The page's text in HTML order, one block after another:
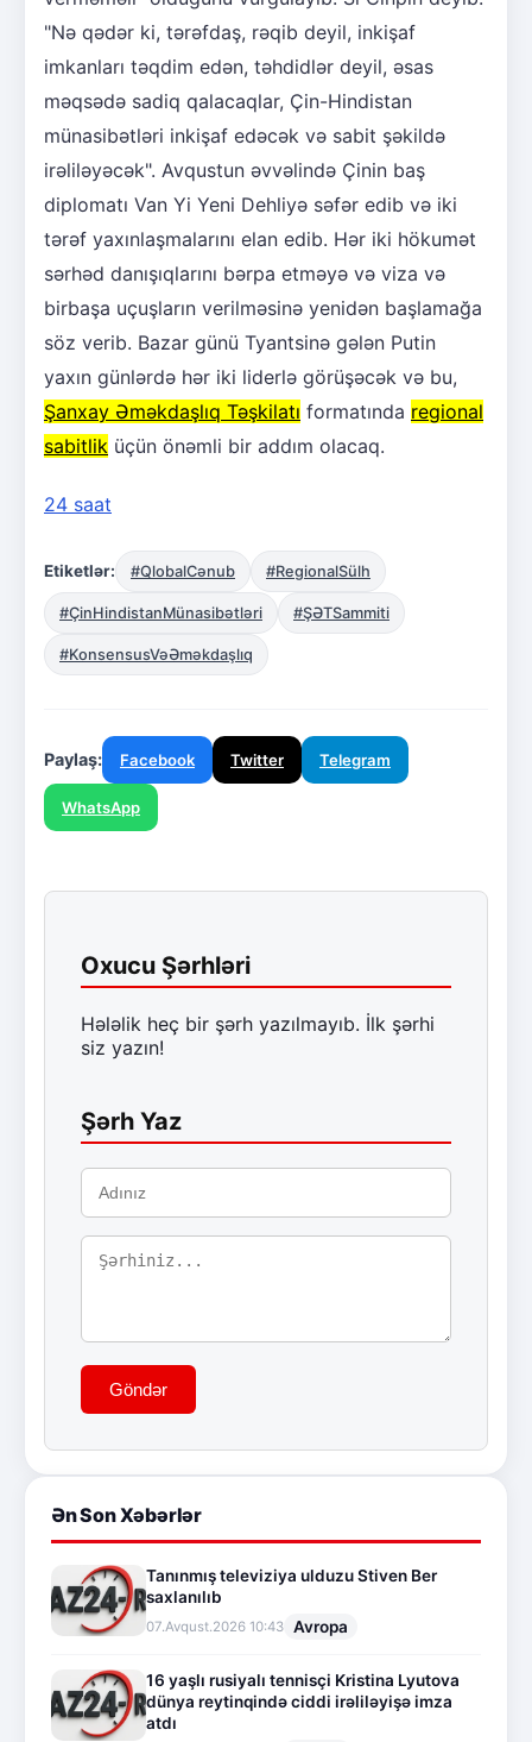
"Nə qədər ki, tərəfdaş, rəqib deyil, inkişaf
imkanları təqdim edən, təhdidlər deyil, əsas
məqsədə sadiq qalacaqlar, Çin-Hindistan
münasibətləri inkişaf edəcək və sabit şəkildə
irəliləyəcək". Avqustun əvvəlində Çinin baş
diplomatı Van Yi Yeni Dehliyə səfər edib və iki
tərəf yaxınlaşmalarını elan edib. Hər iki hökumət
sərhəd danışıqlarını bərpa etməyə və viza və
birbaşa uçuşların verilməsinə yenidən başlamağa
söz verib. Bazar günü Tyantsinə gələn Putin
yaxın günlərdə hər iki liderlə görüşəcək və bu,
Şanxay Əməkdaşlıq Təşkilatı formatında regional
sabitlik üçün önəmli bir addım olacaq.
24 saat
Etiketlər: #QlobalCənub #RegionalSülh
#ÇinHindistanMünasibətləri #ŞƏTSammiti
#KonsensusVəƏməkdaşlıq
Paylaş: Facebook Twitter Telegram
WhatsApp
Oxucu Şərhləri
Hələlik heç bir şərh yazılmayıb. İlk şərhi
siz yazın!
Şərh Yaz
Göndər
Ən Son Xəbərlər
Tanınmış televiziya ulduzu Stiven Ber
saxlanılıb
07.Avqust.2026 10:43 Avropa
16 yaşlı rusiyalı tennisçi Kristina Lyutova
dünya reytinqində ciddi irəliləyişə imza
atdı